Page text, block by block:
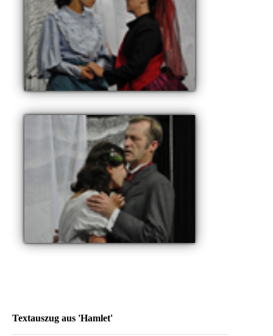
Textauszug aus 'Hamlet'